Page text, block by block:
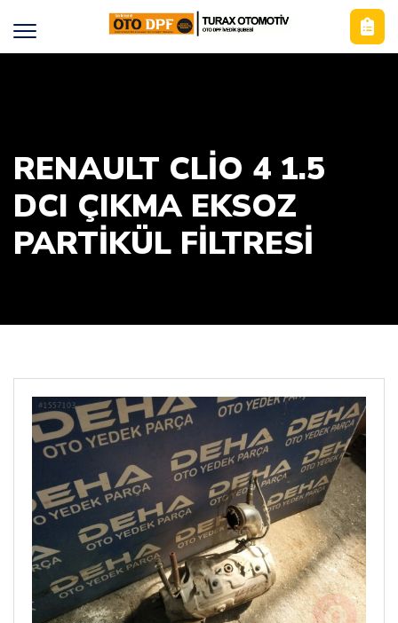
RENAULT CLIO 4 1.5
DCI ÇIKMA EKSOZ
PARTIKÜL FILTRESI